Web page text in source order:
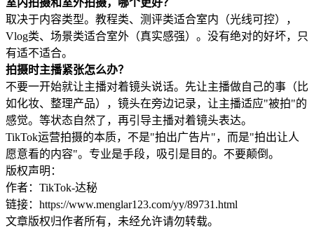
室内拍摄和室外拍摄，哪个更好？
取决于内容类型。教程类、测评类适合室内（光线可控），
Vlog类、场景类适合室外（真实感强）。没有绝对的好坏，只
有适不适合。
拍摄时主播紧张怎么办？
不要一开始就让主播对着镜头说话。先让主播做自己的事（比
如化妆、整理产品），镜头在旁边记录，让主播适应"被拍"的
感觉。等状态自然了，再引导主播对着镜头表达。
TikTok运营拍摄的本质，不是"拍出广告片"，而是"拍出让人
愿意看的内容"。专业是手段，吸引是目的。不要颠倒。
版权声明：
作者：TikTok-达秘
链接：https://www.menglar123.com/yy/89731.html
文章版权归作者所有，未经允许请勿转载。